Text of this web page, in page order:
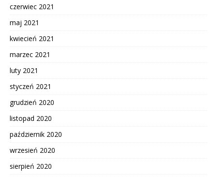
czerwiec 2021
maj 2021
kwiecień 2021
marzec 2021
luty 2021
styczeń 2021
grudzień 2020
listopad 2020
październik 2020
wrzesień 2020
sierpień 2020